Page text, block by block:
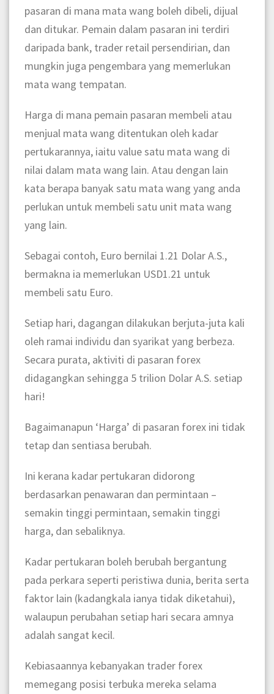
pasaran di mana mata wang boleh dibeli, dijual
dan ditukar. Pemain dalam pasaran ini terdiri
daripada bank, trader retail persendirian, dan
mungkin juga pengembara yang memerlukan
mata wang tempatan.
Harga di mana pemain pasaran membeli atau
menjual mata wang ditentukan oleh kadar
pertukarannya, iaitu value satu mata wang di
nilai dalam mata wang lain. Atau dengan lain
kata berapa banyak satu mata wang yang anda
perlukan untuk membeli satu unit mata wang
yang lain.
Sebagai contoh, Euro bernilai 1.21 Dolar A.S.,
bermakna ia memerlukan USD1.21 untuk
membeli satu Euro.
Setiap hari, dagangan dilakukan berjuta-juta kali
oleh ramai individu dan syarikat yang berbeza.
Secara purata, aktiviti di pasaran forex
didagangkan sehingga 5 trilion Dolar A.S. setiap
hari!
Bagaimanapun ‘Harga’ di pasaran forex ini tidak
tetap dan sentiasa berubah.
Ini kerana kadar pertukaran didorong
berdasarkan penawaran dan permintaan –
semakin tinggi permintaan, semakin tinggi
harga, dan sebaliknya.
Kadar pertukaran boleh berubah bergantung
pada perkara seperti peristiwa dunia, berita serta
faktor lain (kadangkala ianya tidak diketahui),
walaupun perubahan setiap hari secara amnya
adalah sangat kecil.
Kebiasaannya kebanyakan trader forex
memegang posisi terbuka mereka selama